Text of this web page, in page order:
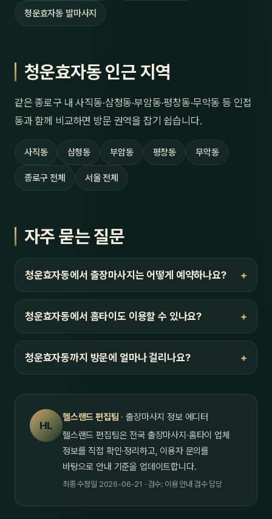
청운효자동 발마사지
청운효자동 인근 지역
같은 종로구 내 사직동·삼청동·부암동·평창동·무악동 등 인접
동과 함께 비교하면 방문 권역을 잡기 쉽습니다.
사직동 삼청동 부암동 평창동 무악동
종로구 전체 서울 전체
자주 묻는 질문
청운효자동에서 출장마사지는 어떻게 예약하나요?
청운효자동에서 홈타이도 이용할 수 있나요?
청운효자동까지 방문에 얼마나 걸리나요?
HL
헬스랜드 편집팀 · 출장마사지 정보 에디터
헬스랜드 편집팀은 전국 출장마사지·홈타이 업체
정보를 직접 확인·정리하고, 이용자 문의를
바탕으로 안내 기준을 업데이트합니다.
최종 수정일 2026-06-21 · 검수: 이용 안내 검수 담당